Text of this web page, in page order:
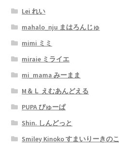
Lei れい
mahalo_nju まはろんじゅ
mimi ミミ
miraie ミライエ
mi_mama みーまま
M＆Ｌ えむあんどえる
PUPA ぴゅーぱ
Shin. しんどっと
Smiley Kinoko すまいりーきのこ